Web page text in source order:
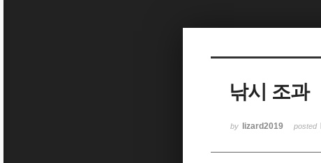
낚시 조과
by lizard2019 posted
Sketchbook5, 스케치북5
Sketchbook5, 스케치북5